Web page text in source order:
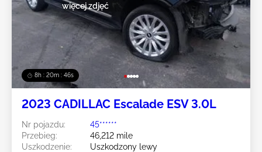
8h : 20m : 43s
więcej zdjęć
2023 CADILLAC Escalade ESV 3.0L
Nr pojazdu:
45******
Przebieg:
46,212 mile
Uszkodzenie:
Uszkodzony lewy